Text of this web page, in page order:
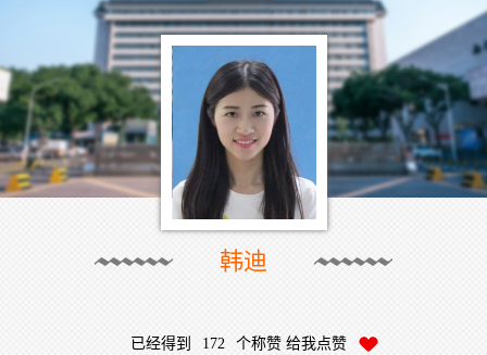
韩迪
已经得到 172 个称赞 给我点赞